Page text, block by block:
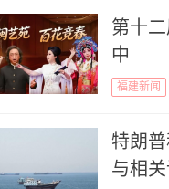
第十
中
福建新闻
特朗
与相关